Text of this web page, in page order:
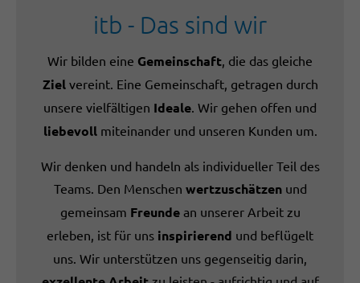
itb - Das sind wir
Wir bilden eine Gemeinschaft , die das gleiche
Ziel vereint. Eine Gemeinschaft, getragen durch
unsere vielfältigen Ideale . Wir gehen offen und
liebevoll miteinander und unseren Kunden um.
Wir denken und handeln als individueller Teil des
Teams. Den Menschen wertzuschätzenund
gemeinsam Freundean unserer Arbeit zu
erleben, ist für uns inspirierend und beflügelt
uns. Wir unterstützen uns gegenseitig darin,